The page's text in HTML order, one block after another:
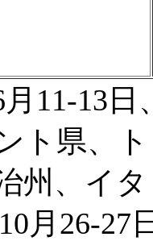
11-13
ト県、
州、イ
27日